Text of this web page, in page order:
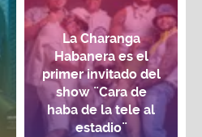
La Charanga
Habanera es el
primer invitado del
show ¨Cara de
haba de la tele al
estadio¨